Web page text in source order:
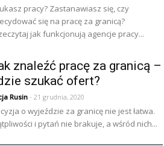
pracy? Zastanawiasz się, czy
się na pracę za granicą?
jak funkcjonują agencje pracy...
znaleźć pracę za granicą –
szukać ofert?
Rusin- 21 grudnia, 2020
o wyjeździe za granicę nie jest łatwa.
i pytań nie brakuje, a wśród nich...